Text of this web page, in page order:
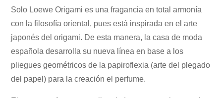
Solo Loewe Origami es una fragancia en total armonía
con la filosofía oriental, pues está inspirada en el arte
japonés del origami. De esta manera, la casa de moda
española desarrolla su nueva línea en base a los
pliegues geométricos de la papiroflexia (arte del plegado
del papel) para la creación el perfume.